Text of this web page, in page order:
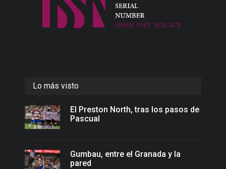
Lo más visto
El Preston North, tras los pasos de
Pascual
Gumbau, entre el Granada y la
pared